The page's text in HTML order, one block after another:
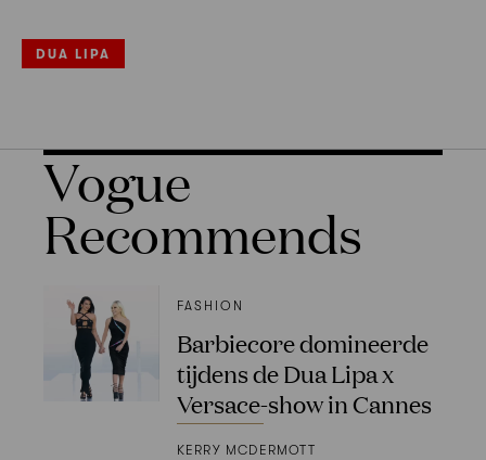
DUA LIPA
Vogue
Recommends
FASHION
Barbiecore domineerde
tijdens de Dua Lipa x
Versace-show in Cannes
KERRY MCDERMOTT